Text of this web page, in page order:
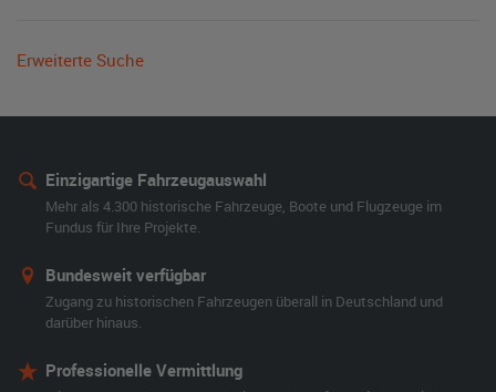
Erweiterte Suche
Einzigartige Fahrzeugauswahl
Mehr als 4.300 historische Fahrzeuge, Boote und Flugzeuge im
Fundus für Ihre Projekte.
Bundesweit verfügbar
Zugang zu historischen Fahrzeugen überall in Deutschland und
darüber hinaus.
Professionelle Vermittlung